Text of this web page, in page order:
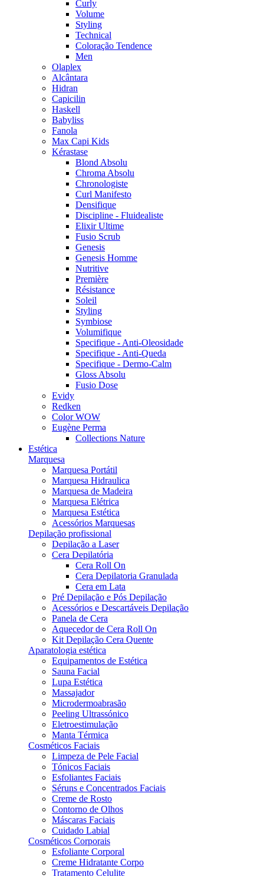
Curly
Volume
Styling
Technical
Coloração Tendence
Men
Olaplex
Alcântara
Hidran
Capicilin
Haskell
Babyliss
Fanola
Max Capi Kids
Kérastase
Blond Absolu
Chroma Absolu
Chronologiste
Curl Manifesto
Densifique
Discipline - Fluidealiste
Elixir Ultime
Fusio Scrub
Genesis
Genesis Homme
Nutritive
Première
Résistance
Soleil
Styling
Symbiose
Volumifique
Specifique - Anti-Oleosidade
Specifique - Anti-Queda
Specifique - Dermo-Calm
Gloss Absolu
Fusio Dose
Evidy
Redken
Color WOW
Eugène Perma
Collections Nature
Estética
Marquesa
Marquesa Portátil
Marquesa Hidraulica
Marquesa de Madeira
Marquesa Elétrica
Marquesa Estética
Acessórios Marquesas
Depilação profissional
Depilação a Laser
Cera Depilatória
Cera Roll On
Cera Depilatoria Granulada
Cera em Lata
Pré Depilação e Pós Depilação
Acessórios e Descartáveis Depilação
Panela de Cera
Aquecedor de Cera Roll On
Kit Depilação Cera Quente
Aparatologia estética
Equipamentos de Estética
Sauna Facial
Lupa Estética
Massajador
Microdermoabrasão
Peeling Ultrassónico
Eletroestimulação
Manta Térmica
Cosméticos Faciais
Limpeza de Pele Facial
Tónicos Faciais
Esfoliantes Faciais
Séruns e Concentrados Faciais
Creme de Rosto
Contorno de Olhos
Máscaras Faciais
Cuidado Labial
Cosméticos Corporais
Esfoliante Corporal
Creme Hidratante Corpo
Tratamento Celulite